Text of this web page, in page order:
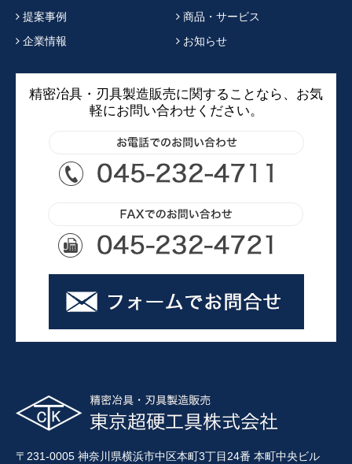
提案事例
商品・サービス
企業情報
お知らせ
精密冶具・刃具製造販売に関することなら、お気
軽にお問い合わせください。
〒231-0005 神奈川県横浜市中区本町3丁目24番 本町中央ビル